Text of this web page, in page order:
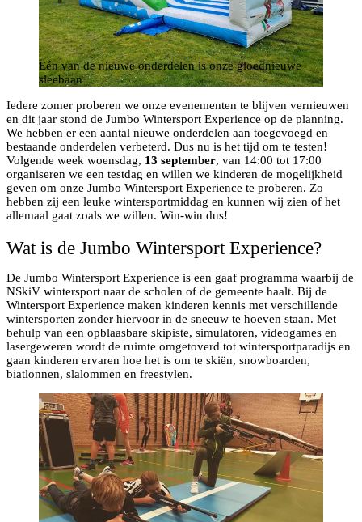
Eén van de nieuwe onderdelen is onze gloednieuwe
sleebaan
Iedere zomer proberen we onze evenementen te blijven vernieuwen
en dit jaar stond de Jumbo Wintersport Experience op de planning.
We hebben er een aantal nieuwe onderdelen aan toegevoegd en
bestaande onderdelen verbeterd. Dus nu is het tijd om te testen!
Volgende week woensdag, 13 september, van 14:00 tot 17:00
organiseren we een testdag en willen we kinderen de mogelijkheid
geven om onze Jumbo Wintersport Experience te proberen. Zo
hebben zij een leuke wintersportmiddag en kunnen wij zien of het
allemaal gaat zoals we willen. Win-win dus!
Wat is de Jumbo Wintersport Experience?
De Jumbo Wintersport Experience is een gaaf programma waarbij de
NSkiV wintersport naar de scholen of de gemeente haalt. Bij de
Wintersport Experience maken kinderen kennis met verschillende
wintersporten zonder hiervoor in de sneeuw te hoeven staan. Met
behulp van een opblaasbare skipiste, simulatoren, videogames en
lasergeweren wordt de ruimte omgetoverd tot wintersportparadijs en
gaan kinderen ervaren hoe het is om te skiën, snowboarden,
biatlonnen, slalommen en freestylen.